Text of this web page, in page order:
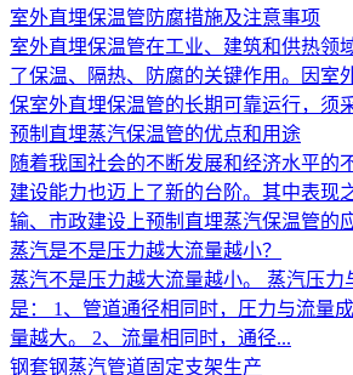
室外直埋保温管防腐措施及注意事项
室外直埋保温管在工业、建筑和供热领
了保温、隔热、防腐的关键作用。因室
保室外直埋保温管的长期可靠运行，须
预制直埋蒸汽保温管的优点和用途
随着我国社会的不断发展和经济水平的
建设能力也迈上了新的台阶。其中表现
输、市政建设上预制直埋蒸汽保温管的
蒸汽是不是压力越大流量越小？
蒸汽不是压力越大流量越小。 蒸汽压力
是： 1、管道通径相同时，圧力与流量
量越大。 2、流量相同时，通径...
钢套钢蒸汽管道固定支架生产